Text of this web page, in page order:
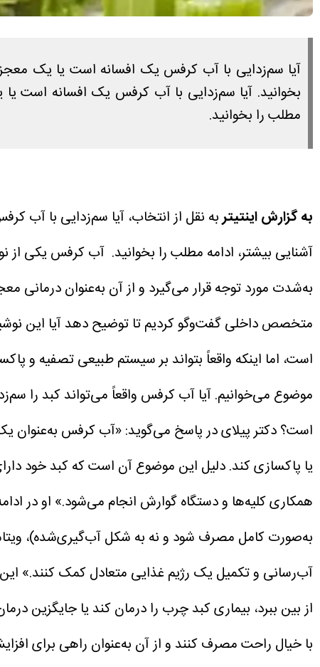
آیا سم‌زدایی با آب کرفس یک افسانه است یا یک
بخوانید. آیا سم‌زدایی با آب کرفس یک افسانه است
مطلب را بخوانید.
به گزارش اینتیتربه نقل از انتخاب، آیا سم‌زدایی با
آشنایی بیشتر، ادامه مطلب را بخوانید. آب کرفس یکی از
به‌شدت مورد توجه قرار می‌گیرد و از آن به‌عنوان درمانی
متخصص داخلی گفت‌وگو کردیم تا توضیح دهد آیا این
است، اما اینکه واقعاً بتواند بر سیستم طبیعی تصفیه و
موضوع می‌خوانیم.آیا آب کرفس واقعاً می‌تواند کبد را
است؟دکتر پیلای در پاسخ می‌گوید:«آب کرفس به‌عنوان
یا پاکسازی کند. دلیل این موضوع آن است که کبد خود
همکاری کلیه‌ها و دستگاه گوارش انجام می‌شود.» او در
آب‌رسانی و تکمیل یک رژیم غذایی متعادل کمک کنند.»
از بین ببرد، بیماری کبد چرب را درمان کند یا جایگزین
با خیال راحت مصرف کنند و از آن به‌عنوان راهی برای